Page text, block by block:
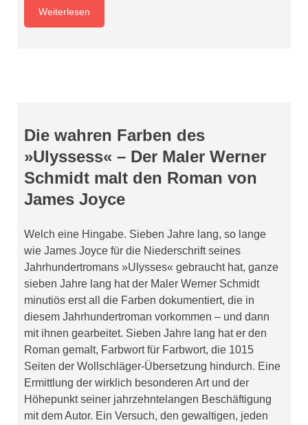
Weiterlesen
Die wahren Farben des
»Ulyssess« – Der Maler Werner
Schmidt malt den Roman von
James Joyce
Welch eine Hingabe. Sieben Jahre lang, so lange
wie James Joyce für die Niederschrift seines
Jahrhundertromans »Ulysses« gebraucht hat, ganze
sieben Jahre lang hat der Maler Werner Schmidt
minutiös erst all die Farben dokumentiert, die in
diesem Jahrhundertroman vorkommen – und dann
mit ihnen gearbeitet. Sieben Jahre lang hat er den
Roman gemalt, Farbwort für Farbwort, die 1015
Seiten der Wollschläger-Übersetzung hindurch. Eine
Ermittlung der wirklich besonderen Art und der
Höhepunkt seiner jahrzehntelangen Beschäftigung
mit dem Autor. Ein Versuch, den gewaltigen, jeden